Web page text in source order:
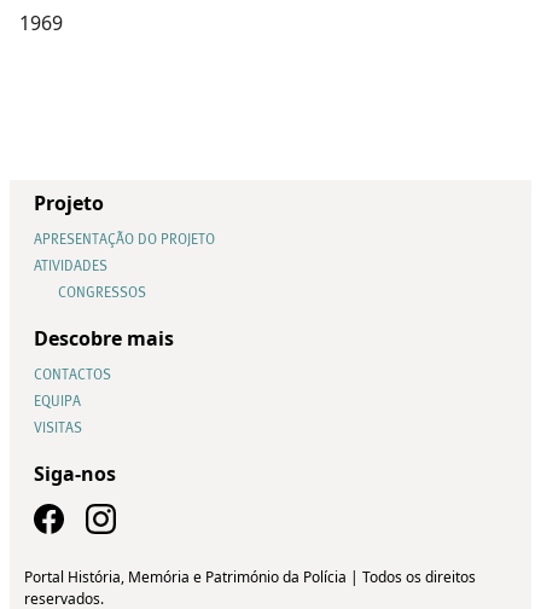
1969
Projeto
APRESENTAÇÃO DO PROJETO
ATIVIDADES
CONGRESSOS
Descobre mais
CONTACTOS
EQUIPA
VISITAS
Siga-nos
Portal História, Memória e Património da Polícia | Todos os direitos
reservados.